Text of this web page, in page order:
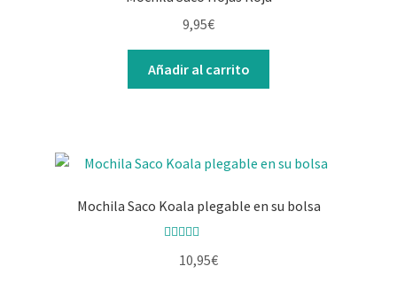
9,95€
Añadir al carrito
Mochila Saco Koala plegable en su bolsa
5.00de 5
10,95€